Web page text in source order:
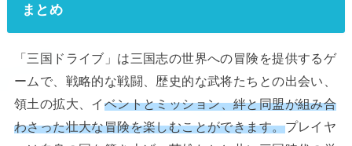
まとめ
「三国ドライブ」は三国志の世界への冒険を提供するゲ
ームで、戦略的な戦闘、歴史的な武将たちとの出会い、
領土の拡大、イ ベントとミッション、絆と同盟が組み合
わさった壮大な冒険を楽しむことができます。プレイヤ